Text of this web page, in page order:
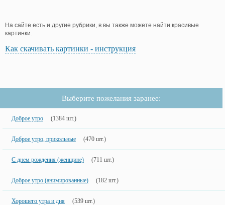
На сайте есть и другие рубрики, в вы также можете найти красивые
картинки.
Как скачивать картинки - инструкция
Выберите пожелания заранее:
Доброе утро (1384 шт.)
Доброе утро, прикольные (470 шт.)
С днем рождения (женщине) (711 шт.)
Доброе утро (анимированные) (182 шт.)
Хорошего утра и дня (539 шт.)